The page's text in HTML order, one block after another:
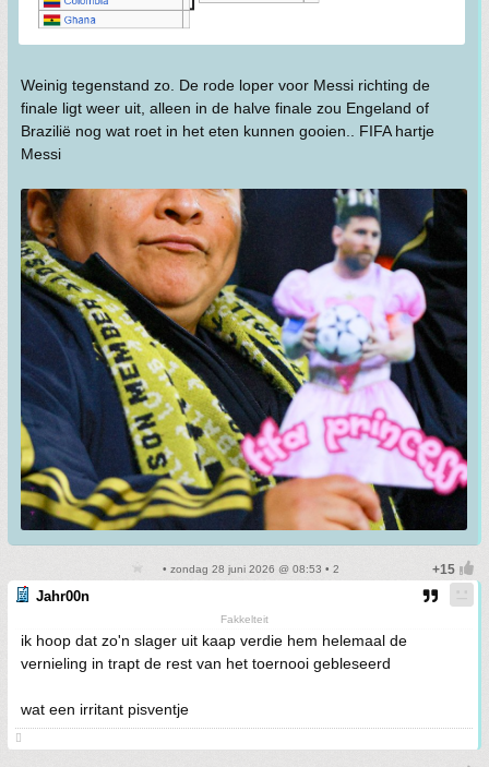
Weinig tegenstand zo. De rode loper voor Messi richting de
finale ligt weer uit, alleen in de halve finale zou Engeland of
Brazilië nog wat roet in het eten kunnen gooien.. FIFA hartje
Messi
• zondag 28 juni 2026 @ 08:53 • 2
Jahr00n
Fakkelteit
ik hoop dat zo'n slager uit kaap verdie hem helemaal de
vernieling in trapt de rest van het toernooi gebleseerd
wat een irritant pisventje
